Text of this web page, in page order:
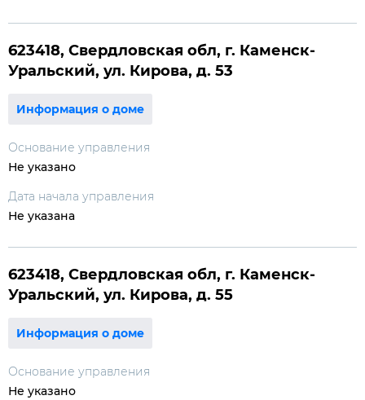
623418, Свердловская обл, г. Каменск-
Уральский, ул. Кирова, д. 53
Информация о доме
Основание управления
Не указано
Дата начала управления
Не указана
623418, Свердловская обл, г. Каменск-
Уральский, ул. Кирова, д. 55
Информация о доме
Основание управления
Не указано